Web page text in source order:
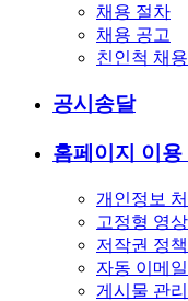
채용 절차
채용 공고
친인척 채
공시송달
홈페이지 이용
개인정보
고정형 영
저작권 정책
자동 이메
게시물 관